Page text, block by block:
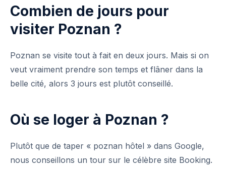
Combien de jours pour
visiter Poznan ?
Poznan se visite tout à fait en deux jours. Mais si on
veut vraiment prendre son temps et flâner dans la
belle cité, alors 3 jours est plutôt conseillé.
Où se loger à Poznan ?
Plutôt que de taper « poznan hôtel » dans Google,
nous conseillons un tour sur le célèbre site Booking.